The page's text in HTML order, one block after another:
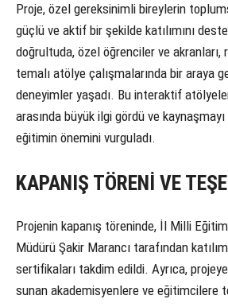
Proje, özel gereksinimli bireylerin
güçlü ve aktif bir şekilde katılımını
doğrultuda, özel öğrenciler ve akranları,
temalı atölye çalışmalarında bir araya
deneyimler yaşadı. Bu interaktif
arasında büyük ilgi gördü ve
eğitimin önemini vurguladı.
KAPANIŞ TÖRENİ VE
Projenin kapanış töreninde, İl Milli
Müdürü Şakir Marancı tarafından
sertifikaları takdim edildi. Ayrıca,
sunan akademisyenlere ve eğitimcilere